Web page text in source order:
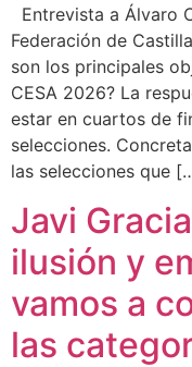
Entrevista a Álvaro
Federación de
son los principales
CESA 2026? La
estar en cuartos de
selecciones.
las selecciones que
Javi
ilusión y
vamos a
las